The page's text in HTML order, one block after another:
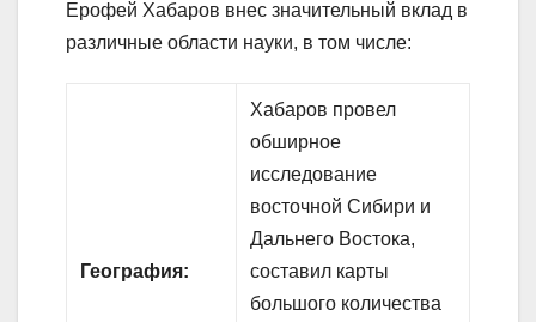
Ерофей Хабаров внес значительный вклад в
различные области науки, в том числе:
География:
Хабаров провел
обширное
исследование
восточной Сибири и
Дальнего Востока,
составил карты
большого количества